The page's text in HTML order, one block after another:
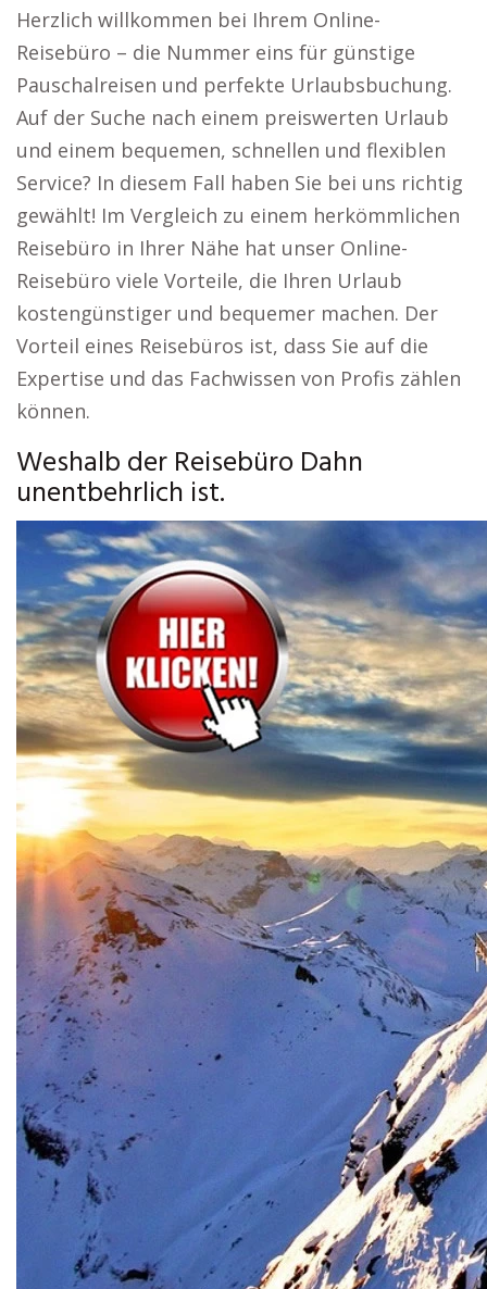
Herzlich willkommen bei Ihrem Online-
Reisebüro – die Nummer eins für günstige
Pauschalreisen und perfekte Urlaubsbuchung.
Auf der Suche nach einem preiswerten Urlaub
und einem bequemen, schnellen und flexiblen
Service? In diesem Fall haben Sie bei uns richtig
gewählt! Im Vergleich zu einem herkömmlichen
Reisebüro in Ihrer Nähe hat unser Online-
Reisebüro viele Vorteile, die Ihren Urlaub
kostengünstiger und bequemer machen. Der
Vorteil eines Reisebüros ist, dass Sie auf die
Expertise und das Fachwissen von Profis zählen
können.
Weshalb der Reisebüro Dahn
unentbehrlich ist.